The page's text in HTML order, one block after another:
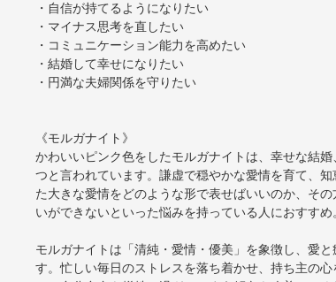
・自信が持てるようになりたい
・マイナス思考を直したい
・コミュニケーション能力を高めたい
・結婚して幸せになりたい
・円満な夫婦関係を守りたい
《モルガナイト》
かわいいピンク色をしたモルガナイトは、幸せな結
つと言われています。謙虚で穏やかな愛情を育て、
た大きな愛情をどのような形で表せばいいのか、そ
いができないといった悩みを持っている人におすす
モルガナイトは「清純・愛情・優美」を象徴し、愛
す。忙しい毎日のストレスを落ち着かせ、持ち主の